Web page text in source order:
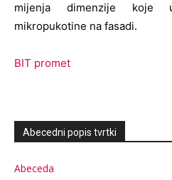
mijenja dimenzije koje
mikropukotine na fasadi.
BIT promet
Abecedni popis tvrtki
Abeceda